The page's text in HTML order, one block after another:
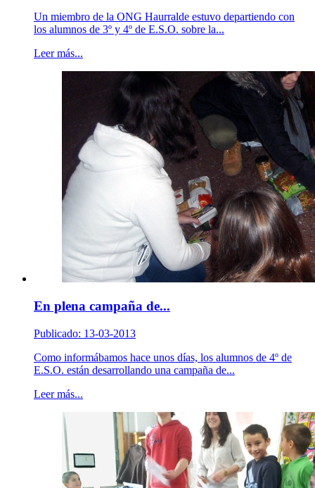
Un miembro de la ONG Haurralde estuvo departiendo con
los alumnos de 3º y 4º de E.S.O. sobre la...
Leer más...
En plena campaña de...
Publicado: 13-03-2013
Como informábamos hace unos días, los alumnos de 4º de
E.S.O. están desarrollando una campaña de...
Leer más...